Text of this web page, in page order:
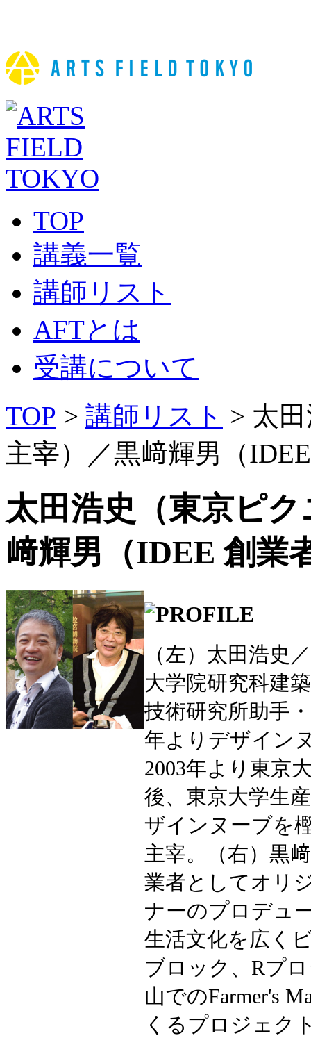
TOP
講義一覧
講師リスト
AFTとは
受講について
TOP > 講師リスト > 太
主宰）／黒﨑輝男（
太田浩史（東京ピ
﨑輝男（IDEE 創業
（左）太田浩史
大学院研究科建
技術研究所助手
年よりデザイン
2003年より東京
後、東京大学生
ザインヌーブを
主宰。（右）黒
業者としてオリ
ナーのプロデュ
生活文化を広く
ブロック、Rプ
山でのFarmer's
くるプロジェク